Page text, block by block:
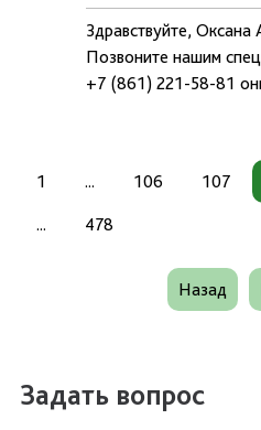
Здравствуйте, Оксана
Позвоните нашим
+7 (861) 221-58-81
1 ... 106 107
... 478
Назад
Задать вопрос